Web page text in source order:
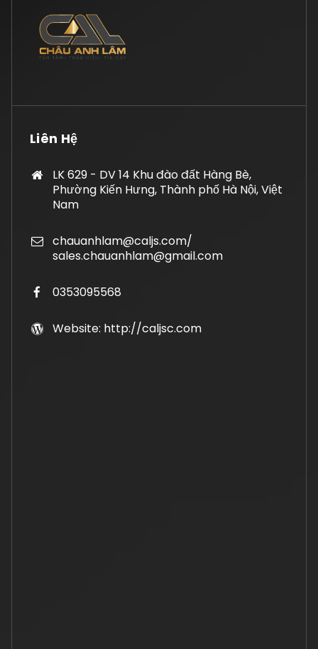
Liên Hệ
LK 629 - DV 14 Khu đào đất Hàng Bè,
Phường Kiến Hưng, Thành phố Hà Nội, Việt
Nam
chauanhlam@caljs.com/
sales.chauanhlam@gmail.com
0353095568
Website: http://caljsc.com